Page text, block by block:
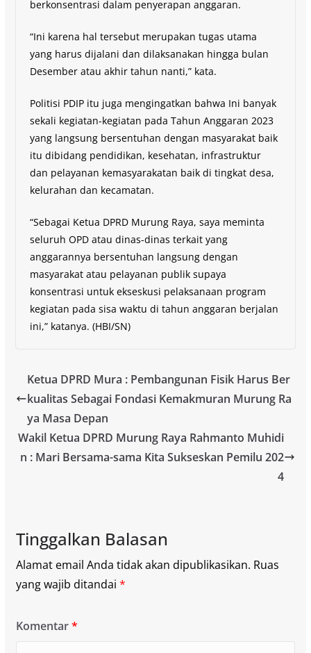
berkonsentrasi dalam penyerapan anggaran.
“Ini karena hal tersebut merupakan tugas utama
yang harus dijalani dan dilaksanakan hingga bulan
Desember atau akhir tahun nanti,” kata.
Politisi PDIP itu juga mengingatkan bahwa Ini banyak
sekali kegiatan-kegiatan pada Tahun Anggaran 2023
yang langsung bersentuhan dengan masyarakat baik
itu dibidang pendidikan, kesehatan, infrastruktur
dan pelayanan kemasyarakatan baik di tingkat desa,
kelurahan dan kecamatan.
“Sebagai Ketua DPRD Murung Raya, saya meminta
seluruh OPD atau dinas-dinas terkait yang
anggarannya bersentuhan langsung dengan
masyarakat atau pelayanan publik supaya
konsentrasi untuk ekseskusi pelaksanaan program
kegiatan pada sisa waktu di tahun anggaran berjalan
ini,” katanya. (HBI/SN)
Ketua DPRD Mura : Pembangunan Fisik Harus Ber
kualitas Sebagai Fondasi Kemakmuran Murung Ra
ya Masa Depan
Wakil Ketua DPRD Murung Raya Rahmanto Muhidi
n : Mari Bersama-sama Kita Sukseskan Pemilu 202
4
Tinggalkan Balasan
Alamat email Anda tidak akan dipublikasikan. Ruas
yang wajib ditandai *
Komentar*